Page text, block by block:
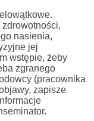
nasienia,
jej
wstępie, żeby
zgranego
(pracownika
zapisze